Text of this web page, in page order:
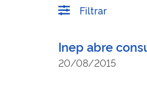
Filtrar
Inep abre
20/08/2015